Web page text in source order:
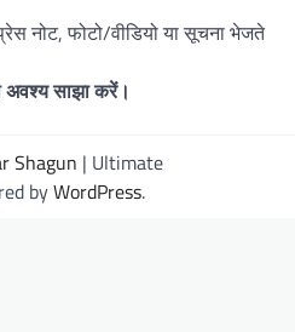
नोट, फोटो/वीडियो या सूचना भेजते
अवश्य साझा करें।
Shagun | Ultimate
byWordPress.